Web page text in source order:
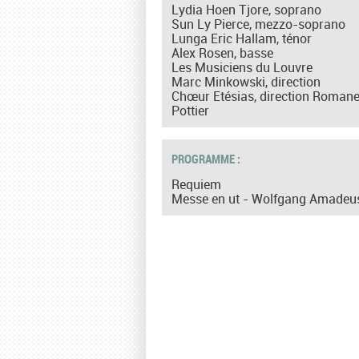
Lydia Hoen Tjore, soprano
Sun Ly Pierce, mezzo-soprano
Lunga Eric Hallam, ténor
Alex Rosen, basse
Les Musiciens du Louvre
Marc Minkowski, direction
Chœur Etésias, direction
Pottier
PROGRAMME :
Requiem
Messe en ut - Wolfgang